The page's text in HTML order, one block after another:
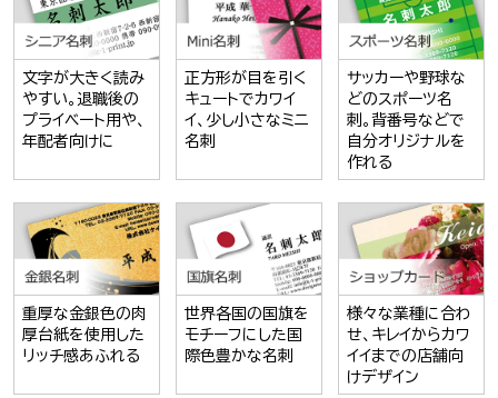
文字が大きく読み
やすい。退職後の
プライベート用や、
年配者向けに
正方形が目を引く
キュートでカワイ
イ、少し小さなミニ
名刺
サッカーや野球な
どのスポーツ名
刺。背番号などで
自分オリジナルを
作れる
重厚な金銀色の肉
厚台紙を使用した
リッチ感あふれる
世界各国の国旗を
モチーフにした国
際色豊かな名刺
様々な業種に合わ
せ、キレイからカワ
イイまでの店舗向
けデザイン